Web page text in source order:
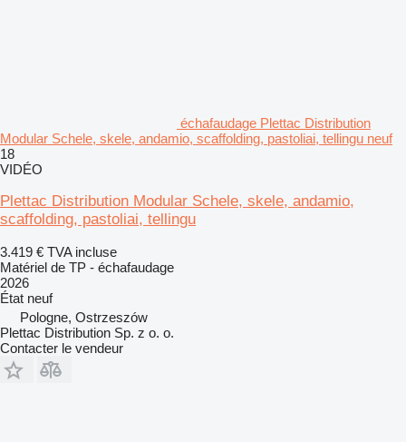
échafaudage Plettac Distribution
Modular Schele, skele, andamio, scaffolding, pastoliai, tellingu neuf
18
VIDÉO
Plettac Distribution Modular Schele, skele, andamio,
scaffolding, pastoliai, tellingu
3.419 € TVA incluse
Matériel de TP - échafaudage
2026
État neuf
Pologne, Ostrzeszów
Plettac Distribution Sp. z o. o.
Contacter le vendeur